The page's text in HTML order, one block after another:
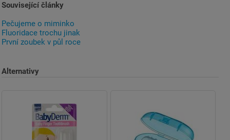
Související články
Pečujeme o miminko
Fluoridace trochu jinak
První zoubek v půl roce
Alternativy